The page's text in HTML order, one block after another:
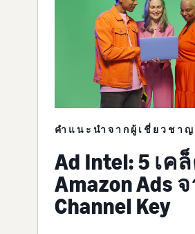
คำแนะนำจากผู้เชี่ยวชาญ
Ad Intel: 5 เค
Amazon Ads
Channel Key